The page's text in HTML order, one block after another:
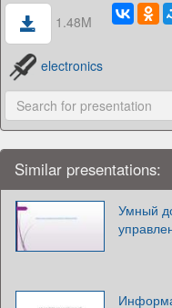
1.48M
electronics
Similar presentations:
Умный